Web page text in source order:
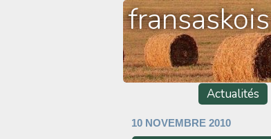
Actualités
10 NOVEMBRE 2010